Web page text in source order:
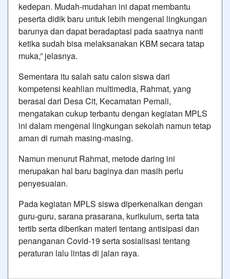
kedepan. Mudah-mudahan ini dapat membantu
peserta didik baru untuk lebih mengenal lingkungan
barunya dan dapat beradaptasi pada saatnya nanti
ketika sudah bisa melaksanakan KBM secara tatap
muka,” jelasnya.
Sementara itu salah satu calon siswa dari
kompetensi keahlian multimedia, Rahmat, yang
berasal dari Desa Cit, Kecamatan Pemali,
mengatakan cukup terbantu dengan kegiatan MPLS
ini dalam mengenal lingkungan sekolah namun tetap
aman di rumah masing-masing.
Namun menurut Rahmat, metode daring ini
merupakan hal baru baginya dan masih perlu
penyesuaian.
Pada kegiatan MPLS siswa diperkenalkan dengan
guru-guru, sarana prasarana, kurikulum, serta tata
tertib serta diberikan materi tentang antisipasi dan
penanganan Covid-19 serta sosialisasi tentang
peraturan lalu lintas di jalan raya.